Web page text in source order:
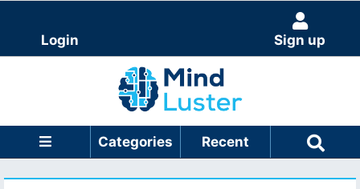
Login Sign up
Categories Recent